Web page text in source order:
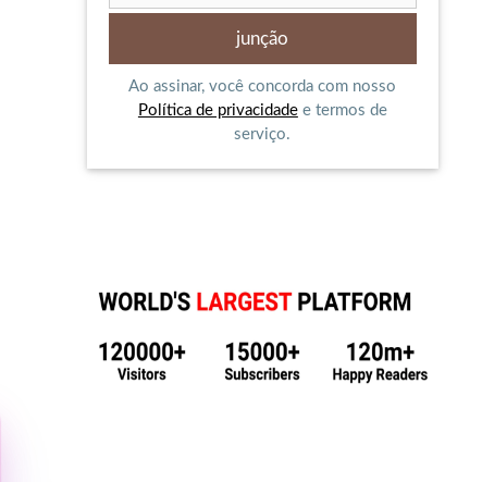
Ao assinar, você concorda com nosso
Política de privacidadee termos de
serviço.